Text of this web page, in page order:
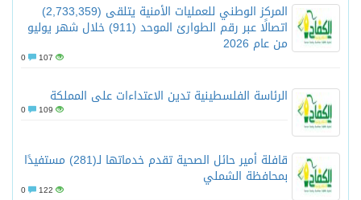
المركز الوطني للعمليات الأمنية يتلقى (2,733,359)
اتصالًا عبر رقم الطوارئ الموحد (911) خلال شهر يوليو
من عام 2026
107
الرئاسة الفلسطينية تدين الاعتداءات على المملكة
109
قافلة أمير حائل الصحية تقدم خدماتها لـ(281) مستفيدًا
بمحافظة الشملي
122